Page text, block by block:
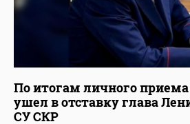
По итогам личного
ушел в отставку глава
СУ СКР